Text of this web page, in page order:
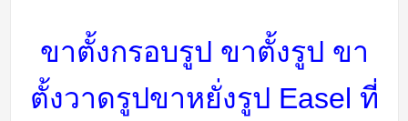
ขาตั้งกรอบรูป ขาตั้งรูป ขา
ตั้งวาดรูปขาหยั่งรูป Easel ที่